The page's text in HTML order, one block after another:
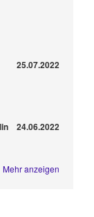
25.07.2022
24.06.2022
Mehr anzeigen